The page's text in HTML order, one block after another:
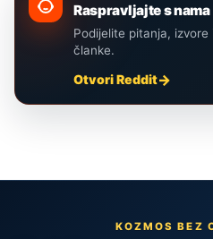
Raspravljajte s
Podijelite pitanja,
članke.
Otvori Reddit
KOZMOS BEZ